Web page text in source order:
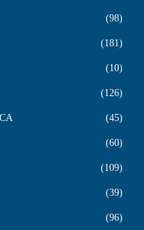
98
181
10
126
45
60
109
39
96